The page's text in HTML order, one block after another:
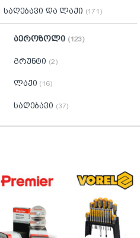
საღებავი და ლაქი (171)
აეროზოლი (123)
გრუნტი (2)
ლაქი (16)
საღებავი (37)